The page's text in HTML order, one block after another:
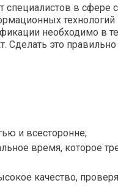
Физкультура и
Филология
Философия
Фольклор
Школоведение
в сфере
необходимо в
Сделать это
и всесторонне;
время, которое
качество,